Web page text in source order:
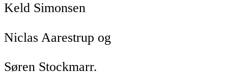
Keld Simonsen
Niclas Aarestrup og
Søren Stockmarr.